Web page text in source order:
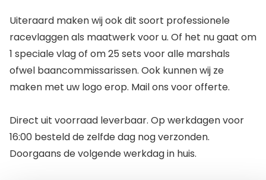
Uiteraard maken wij ook dit soort professionele
racevlaggen als maatwerk voor u. Of het nu gaat om
1 speciale vlag of om 25 sets voor alle marshals
ofwel baancommissarissen. Ook kunnen wij ze
maken met uw logo erop. Mail ons voor offerte.
Direct uit voorraad leverbaar. Op werkdagen voor
16:00 besteld de zelfde dag nog verzonden.
Doorgaans de volgende werkdag in huis.